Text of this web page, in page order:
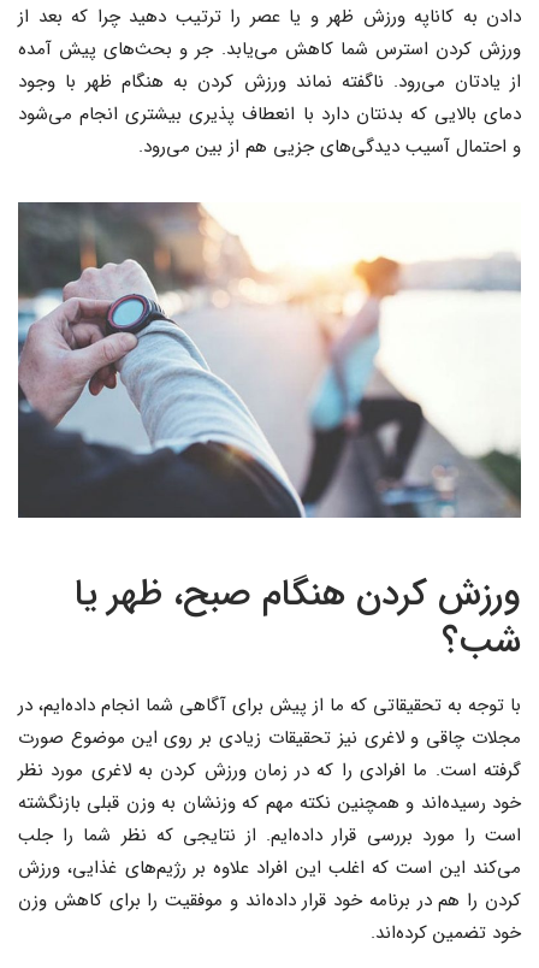
دادن به کاناپه ورزش ظهر و یا عصر را ترتیب دهید چرا که بعد از
ورزش کردن استرس شما کاهش می‌یابد. جر و بحث‌های پیش آمده
از یادتان می‌رود. ناگفته نماند ورزش کردن به هنگام ظهر با وجود
دمای بالایی که بدنتان دارد با انعطاف پذیری بیشتری انجام می‌شود
و احتمال آسیب دیدگی‌های جزیی هم از بین می‌رود.
ورزش کردن هنگام صبح، ظهر یا
شب؟
با توجه به تحقیقاتی که ما از پیش برای آگاهی شما انجام داده‌ایم، در
مجلات چاقی و لاغری نیز تحقیقات زیادی بر روی این موضوع صورت
گرفته است. ما افرادی را که در زمان ورزش کردن به لاغری مورد نظر
خود رسیده‌اند و همچنین نکته مهم که وزنشان به وزن قبلی بازنگشته
است را مورد بررسی قرار داده‌ایم. از نتایجی که نظر شما را جلب
می‌کند این است که اغلب این افراد علاوه بر رژیم‌های غذایی، ورزش
کردن را هم در برنامه خود قرار داده‌اند و موفقیت را برای کاهش وزن
خود تضمین کرده‌اند.